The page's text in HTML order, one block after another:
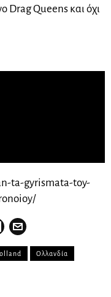
Drag Queens και όχι
ta-gyrismata-toy-
Ολλανδία